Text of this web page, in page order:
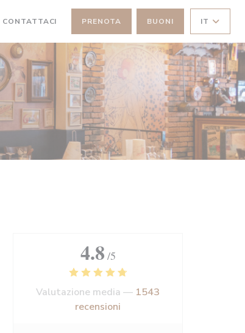
UNA NUOVA FINESTRA))
CONTATTACI PRENOTA BUONI IT
4.8 /5
Valutazione media — 1543
recensioni